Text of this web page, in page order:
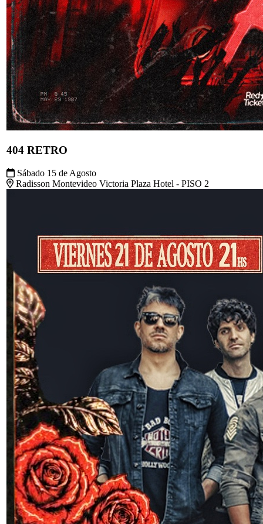
404 RETRO
Sábado 15 de Agosto
Radisson Montevideo Victoria Plaza Hotel - PISO 2